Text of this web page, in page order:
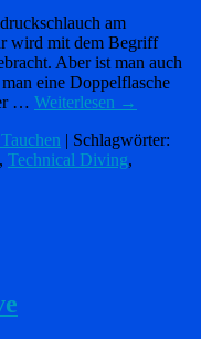
am
wird mit dem Begriff
Aber ist man auch
eine Doppelflasche
… Weiterlesen →
| Schlagwörter:
, Technical Diving,